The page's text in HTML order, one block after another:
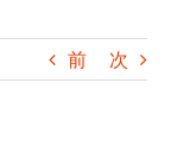
前 次